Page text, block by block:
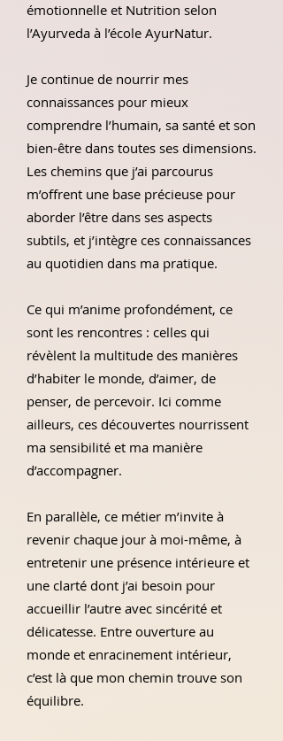
émotionnelle et Nutrition selon
l’Ayurveda à l’école AyurNatur.
Je continue de nourrir mes
connaissances pour mieux
comprendre l’humain, sa santé et son
bien-être dans toutes ses dimensions.
Les chemins que j’ai parcourus
m’offrent une base précieuse pour
aborder l’être dans ses aspects
subtils, et j’intègre ces connaissances
au quotidien dans ma pratique.
Ce qui m’anime profondément, ce
sont les rencontres : celles qui
révèlent la multitude des manières
d’habiter le monde, d’aimer, de
penser, de percevoir. Ici comme
ailleurs, ces découvertes nourrissent
ma sensibilité et ma manière
d’accompagner.
En parallèle, ce métier m’invite à
revenir chaque jour à moi-même, à
entretenir une présence intérieure et
une clarté dont j’ai besoin pour
accueillir l’autre avec sincérité et
délicatesse. Entre ouverture au
monde et enracinement intérieur,
c’est là que mon chemin trouve son
équilibre.